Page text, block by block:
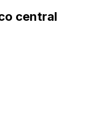
central